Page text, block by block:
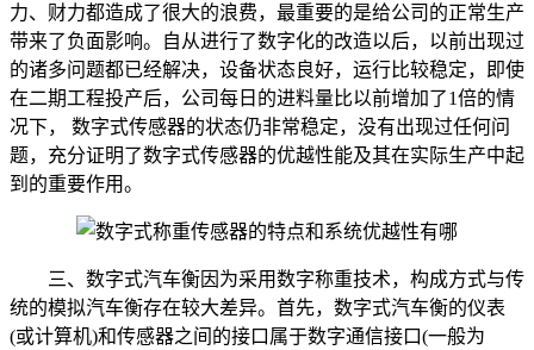
力、财力都造成了很大的浪费，最重要的是给公司的正常生产
带来了负面影响。自从进行了数字化的改造以后，以前出现过
的诸多问题都已经解决，设备状态良好，运行比较稳定，即使
在二期工程投产后，公司每日的进料量比以前增加了1倍的情
况下， 数字式传感器的状态仍非常稳定，没有出现过任何问
题，充分证明了数字式传感器的优越性能及其在实际生产中起
到的重要作用。
三、数字式汽车衡因为采用数字称重技术，构成方式与传
统的模拟汽车衡存在较大差异。首先，数字式汽车衡的仪表
(或计算机)和传感器之间的接口属于数字通信接口(一般为